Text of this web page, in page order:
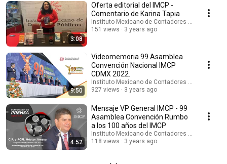
3:08
Oferta editorial del IMCP -
Comentario de Karina Tapia
Instituto Mexicano de Contadores Públicos
151 views
3 years ago
9:50
Videomemoria 99 Asamblea
Convención Nacional IMCP
CDMX 2022.
Instituto Mexicano de Contadores Públicos
927 views
3 years ago
4:52
Mensaje VP General IMCP - 99
Asamblea Convención Rumbo
a los 100 años del IMCP
Instituto Mexicano de Contadores Públicos
118 views
3 years ago